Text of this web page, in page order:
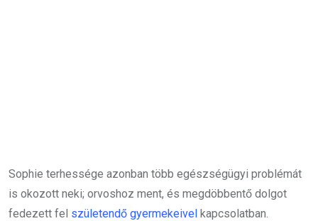
Sophie terhessége azonban több egészségügyi problémát
is okozott neki; orvoshoz ment, és megdöbbentő dolgot
fedezett fel születendő gyermekeivel kapcsolatban.